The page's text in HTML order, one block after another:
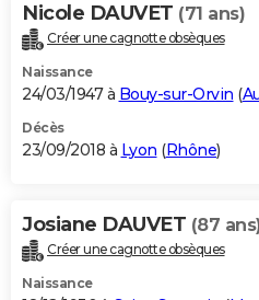
Nicole DAUVET (71 ans)
Créer une cagnotte obsèques
Naissance
24/03/1947 à Bouy-sur-Orvin (
Décès
23/09/2018 à Lyon (Rhône)
Josiane DAUVET (87
Créer une cagnotte obsèques
Naissance